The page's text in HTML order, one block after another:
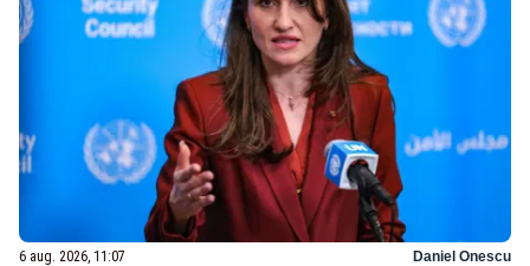
6 aug. 2026, 11:07 Daniel Onescu